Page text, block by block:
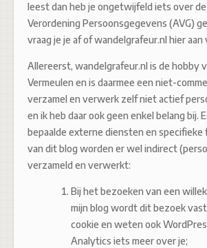
leest dan heb je ongetwijfeld iets over
Verordening Persoonsgegevens (AVG)
vraag je je af ofwandelgrafeur.nl hier aan
Allereerst, wandelgrafeur.nl is de hobby
Vermeulen en is daarmee een niet-
verzamel en verwerk zelf niet actief
en ik heb daar ook geen enkel belang bij.
bepaalde externe diensten en
van dit blog worden er wel indirect
verzameld en verwerkt:
Bij het bezoeken van een
mijn blog wordt dit bezoek
cookie en weten ook
Analytics iets meer over je;